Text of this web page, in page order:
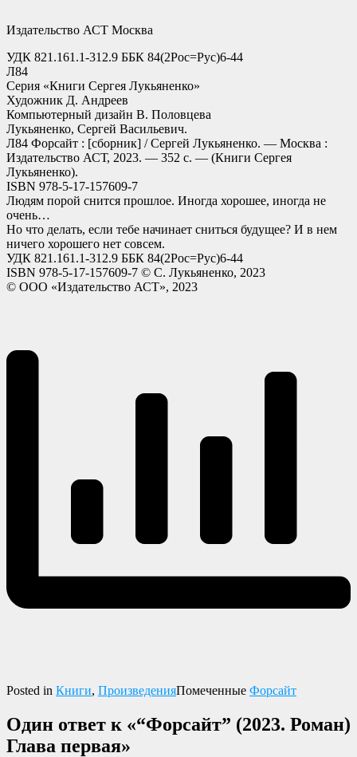
Издательство АСТ Москва
УДК 821.161.1-312.9 ББК 84(2Рос=Рус)6-44
Л84
Серия «Книги Сергея Лукьяненко»
Художник Д. Андреев
Компьютерный дизайн В. Половцева
Лукьяненко, Сергей Васильевич.
Л84 Форсайт : [сборник] / Сергей Лукьяненко. — Москва :
Издательство АСТ, 2023. — 352 с. — (Книги Сергея
Лукьяненко).
ISBN 978-5-17-157609-7
Людям порой снится прошлое. Иногда хорошее, иногда не
очень…
Но что делать, если тебе начинает сниться будущее? И в нем
ничего хорошего нет совсем.
УДК 821.161.1-312.9 ББК 84(2Рос=Рус)6-44
ISBN 978-5-17-157609-7 © С. Лукьяненко, 2023
© ООО «Издательство АСТ», 2023
Posted in Книги, ПроизведенияПомеченные Форсайт
Один ответ к «“Форсайт” (2023. Роман)
Глава первая»